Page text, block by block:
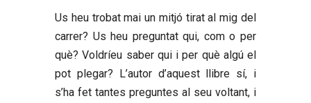
Us heu trobat mai un mitjó tirat al mig del
carrer? Us heu preguntat qui, com o per
què? Voldríeu saber qui i per què algú el
pot plegar? L’autor d’aquest llibre sí, i
s’ha fet tantes preguntes al seu voltant, i